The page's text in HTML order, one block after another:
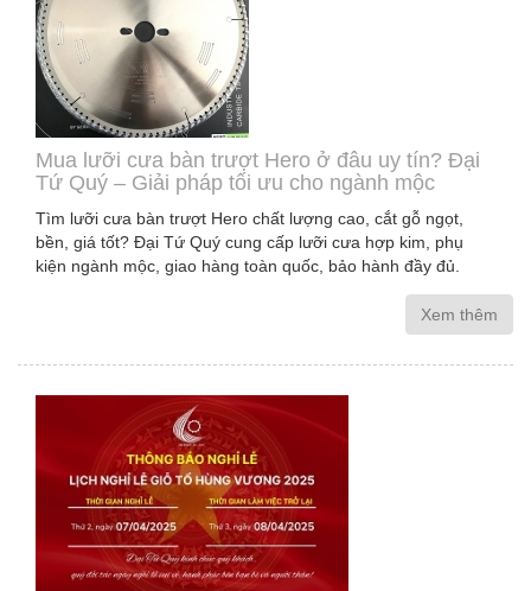
Mua lưỡi cưa bàn trượt Hero ở đâu uy tín? Đại
Tứ Quý – Giải pháp tối ưu cho ngành mộc
Tìm lưỡi cưa bàn trượt Hero chất lượng cao, cắt gỗ ngọt,
bền, giá tốt? Đại Tứ Quý cung cấp lưỡi cưa hợp kim, phụ
kiện ngành mộc, giao hàng toàn quốc, bảo hành đầy đủ.
Xem thêm